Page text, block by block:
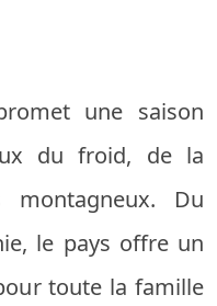
une saison
du froid, de la
montagneux. Du
le pays offre un
toute la famille